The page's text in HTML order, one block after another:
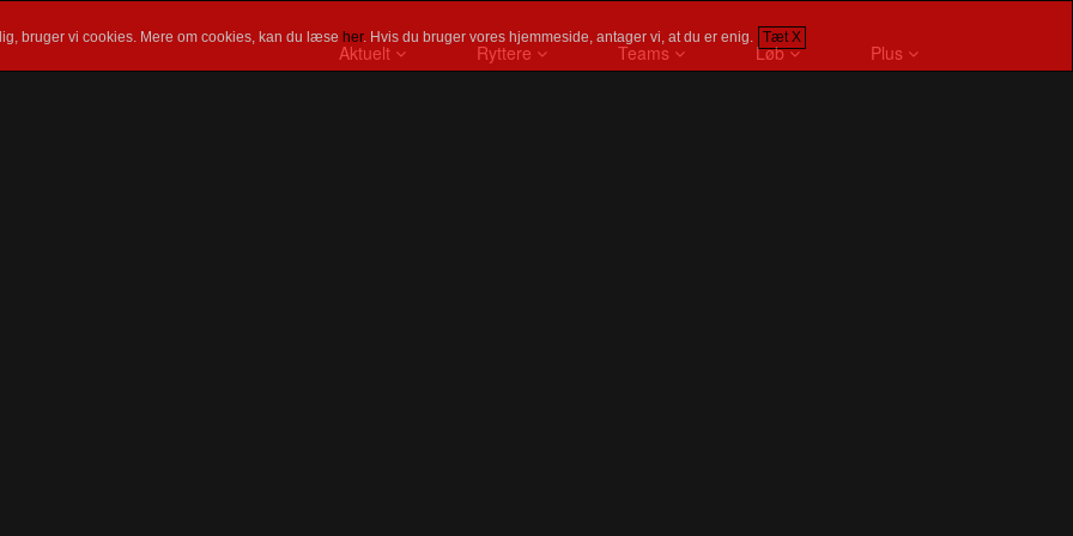
bruger vi cookies. Mere om cookies, kan du læse her. Hvis du bruger vores hjemmeside, antager vi, at du er enig. Tæt X
Aktuelt Ryttere Teams Løb Plus